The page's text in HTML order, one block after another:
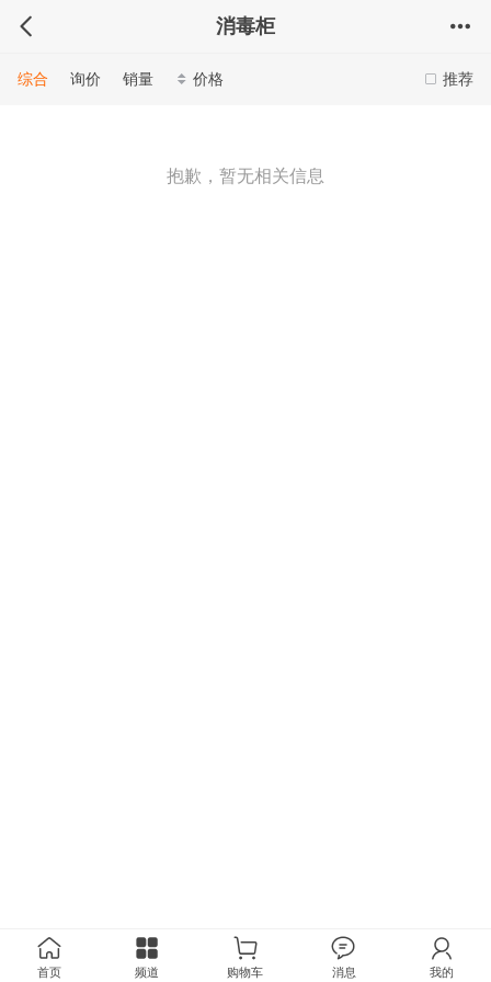
消毒柜
推荐
综合 询价 销量 价格
抱歉，暂无相关信息
首页 频道 购物车 消息 我的